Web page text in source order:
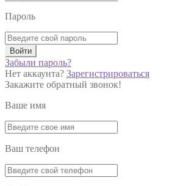
Пароль
Войти
Забыли пароль?
Нет аккаунта? Зарегистрироваться
Закажите обратный звонок!
Ваше имя
Ваш телефон